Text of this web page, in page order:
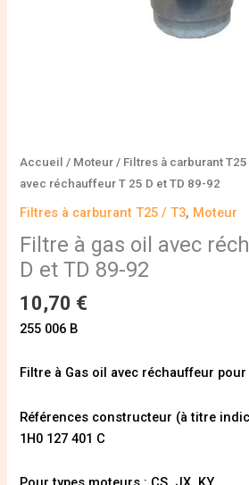
Accueil / Moteur / Filtres à carburant T25
avec réchauffeur T 25 D et TD 89-92
Filtres à carburant T25 / T3, Moteur
Filtre à gas oil avec
D et TD 89-92
10,70 €
255 006 B
Filtre à Gas oil avec réchauffeur
Références constructeur (à titre
1H0 127 401 C